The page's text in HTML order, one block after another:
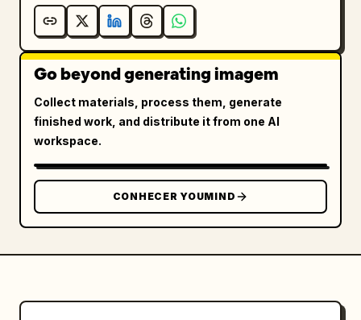
Go beyond generating imagem
Collect materials, process them, generate
finished work, and distribute it from one AI
workspace.
CONHECER YOUMIND